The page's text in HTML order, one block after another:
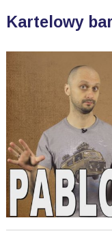
Kartelowy